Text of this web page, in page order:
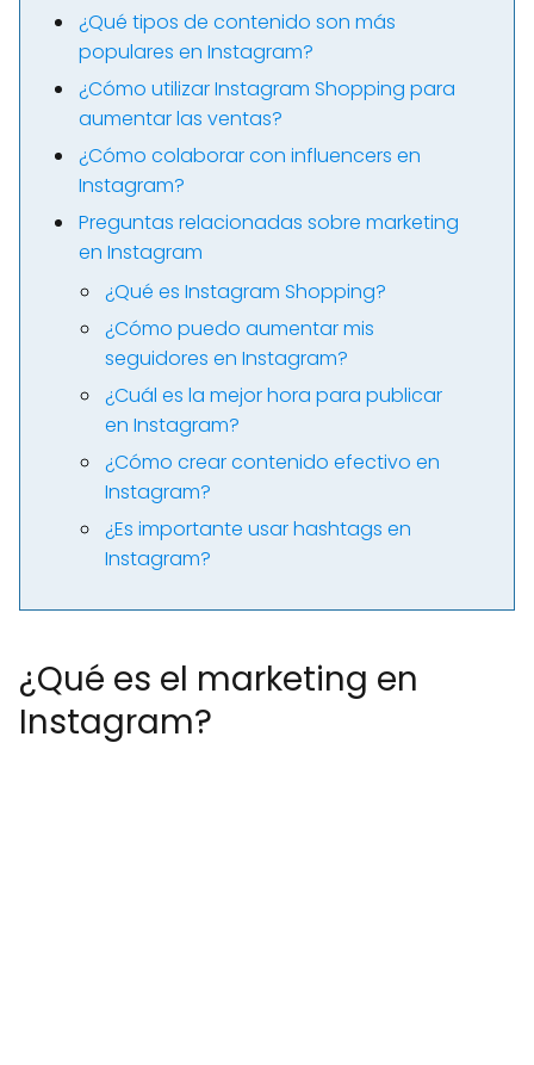
¿Qué tipos de contenido son más
populares en Instagram?
¿Cómo utilizar Instagram Shopping para
aumentar las ventas?
¿Cómo colaborar con influencers en
Instagram?
Preguntas relacionadas sobre marketing
en Instagram
¿Qué es Instagram Shopping?
¿Cómo puedo aumentar mis
seguidores en Instagram?
¿Cuál es la mejor hora para publicar
en Instagram?
¿Cómo crear contenido efectivo en
Instagram?
¿Es importante usar hashtags en
Instagram?
¿Qué es el marketing en
Instagram?